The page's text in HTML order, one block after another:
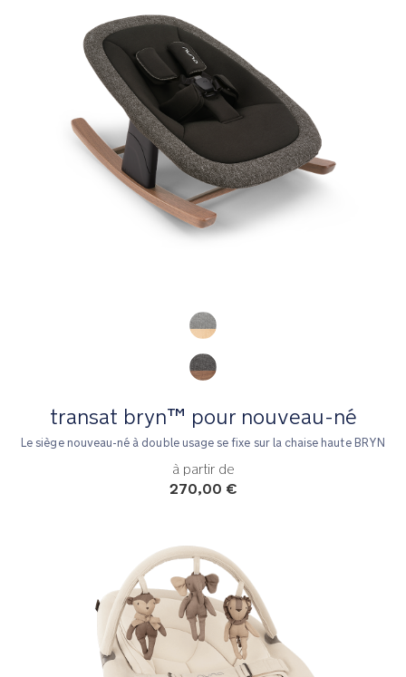
transat bryn™ pour nouveau-né
Le siège nouveau-né à double usage se fixe sur la chaise haute BRYN
à partir de
270,00 €